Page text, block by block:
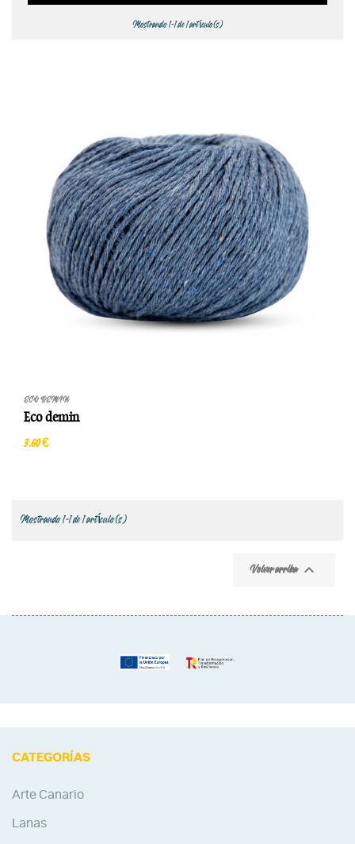
Mostrando 1-1 de 1 artículo(s)
ECO DEMIN
Eco demin
3,60 €
Mostrando 1-1 de 1 artículo(s)
Volver arriba 
CATEGORÍAS
Arte Canario
Lanas